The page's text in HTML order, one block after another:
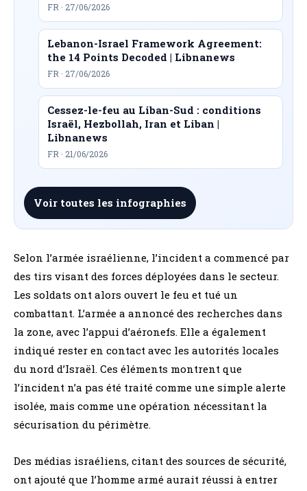
FR · 27/06/2026
Lebanon-Israel Framework Agreement:
the 14 Points Decoded | Libnanews
FR · 27/06/2026
Cessez-le-feu au Liban-Sud : conditions
Israël, Hezbollah, Iran et Liban |
Libnanews
FR · 21/06/2026
Voir toutes les infographies
Selon l’armée israélienne, l’incident a commencé par
des tirs visant des forces déployées dans le secteur.
Les soldats ont alors ouvert le feu et tué un
combattant. L’armée a annoncé des recherches dans
la zone, avec l’appui d’aéronefs. Elle a également
indiqué rester en contact avec les autorités locales
du nord d’Israël. Ces éléments montrent que
l’incident n’a pas été traité comme une simple alerte
isolée, mais comme une opération nécessitant la
sécurisation du périmètre.
Des médias israéliens, citant des sources de sécurité,
ont ajouté que l’homme armé aurait réussi à entrer